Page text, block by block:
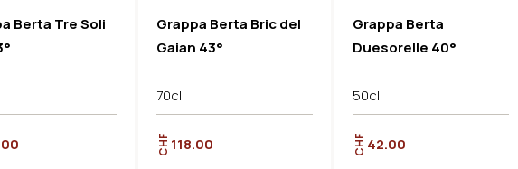
Berta Tre Soli
Grappa Berta Bric del
Gaian 43°
70cl
CHF 118.00
Grappa Berta
Duesorelle 40°
50cl
CHF 42.00